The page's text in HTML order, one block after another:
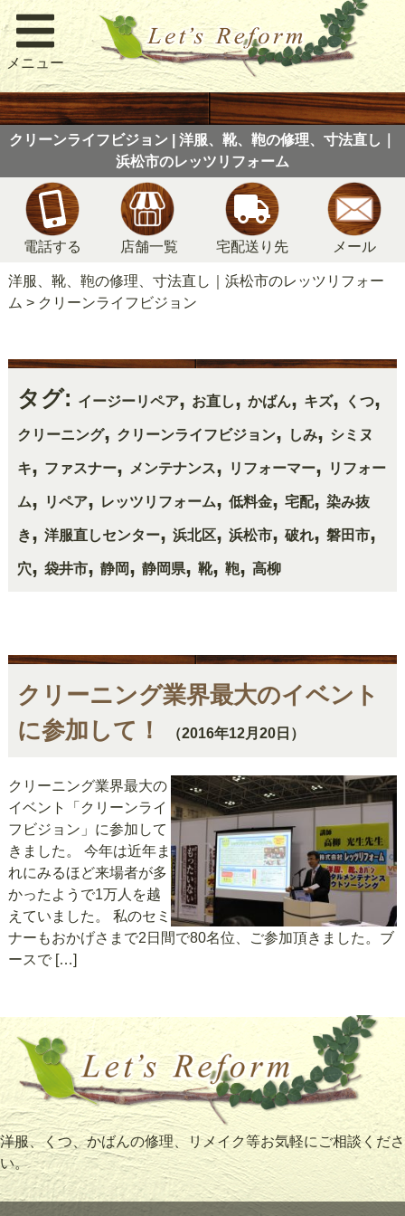
メニュー
クリーンライフビジョン | 洋服、靴、鞄の修理、寸法直し｜
浜松市のレッツリフォーム
電話する 店舗一覧 宅配送り先 メール
洋服、靴、鞄の修理、寸法直し｜浜松市のレッツリフォー
ム > クリーンライフビジョン
タグ: イージーリペア, お直し, かばん, キズ, くつ,
クリーニング, クリーンライフビジョン, しみ, シミヌ
キ, ファスナー, メンテナンス, リフォーマー, リフォー
ム, リペア, レッツリフォーム, 低料金, 宅配, 染み抜
き, 洋服直しセンター, 浜北区, 浜松市, 破れ, 磐田市,
穴, 袋井市, 静岡, 静岡県, 靴, 鞄, 高柳
クリーニング業界最大のイベント
に参加して！
（2016年12月20日）
クリーニング業界最大の
イベント「クリーンライ
フビジョン」に参加して
きました。 今年は近年ま
れにみるほど来場者が多
かったようで1万人を越
えていました。 私のセミ
ナーもおかげさまで2日間で80名位、ご参加頂きました。ブ
ースで […]
洋服、くつ、かばんの修理、リメイク等お気軽にご相談くださ
い。